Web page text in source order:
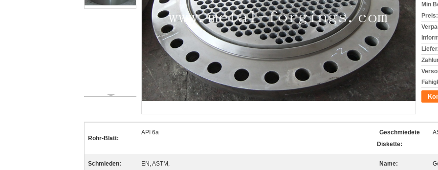
Min
Preis:
Rohr-Blatt:
API 6a
Geschmiedete
Diskette:
Schmieden: EN, ASTM, Name: